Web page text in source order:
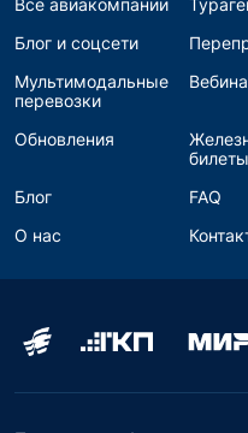
Все авиакомпании
Блог и соцсети
Мультимодальные
перевозки
Обновления
билеты
Блог FAQ
О нас